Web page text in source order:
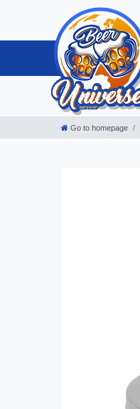
Go to homepage